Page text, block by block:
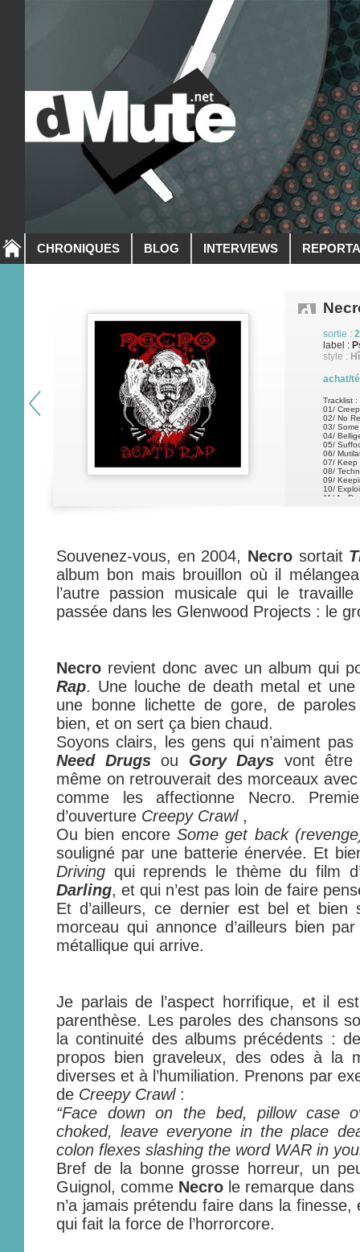
CHRONIQUES BLOG INTERVIEWS
sortie :
label :
style :
achat/
Tracklist :
01/
02/ No
03/
04/
05/
06/
07/ Keep
08/
09/
10/
11/ As
Souvenez-vous, en 2004, Necro sortait
album bon mais brouillon où il
l’autre passion musicale qui le
passée dans les Glenwood Projects : le
Necro revient donc avec un album qui
Rap. Une louche de death metal et
une bonne lichette de gore, de
bien, et on sert ça bien chaud.
Soyons clairs, les gens qui n’aiment
Need Drugsou Gory Days vont être
même on retrouverait des morceaux
comme les affectionne Necro.
d’ouverture Creepy Crawl,
Ou bien encoreSome get back
souligné par une batterie énervée. Et
Driving qui reprends le thème du film
Darling, et qui n’est pas loin de faire
Et d’ailleurs, ce dernier est bel et
morceau qui annonce d’ailleurs bien
métallique qui arrive.
Je parlais de l’aspect horrifique, et il
parenthèse. Les paroles des chansons
la continuité des albums précédents :
propos bien graveleux, des odes à la
diverses et à l’humiliation. Prenons par
de Creepy Crawl:
“Face down on the bed, pillow case
choked, leave everyone in the place
colon flexes slashing the word WAR in
Bref de la bonne grosse horreur, un
Guignol, comme Necro le remarque dans
n’a jamais prétendu faire dans la
qui fait la force de l’horrorcore.